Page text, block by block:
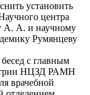
установить
центра
А. А. и научному
Румянцеву
с главным
НЦЗД РАМН
врачебной